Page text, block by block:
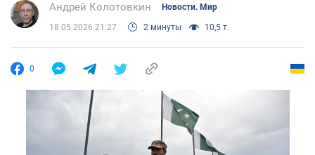
Андрей Колотовкин Новости. Мир
18.05.2026 21:27 2 минуты 10,5 т.
0